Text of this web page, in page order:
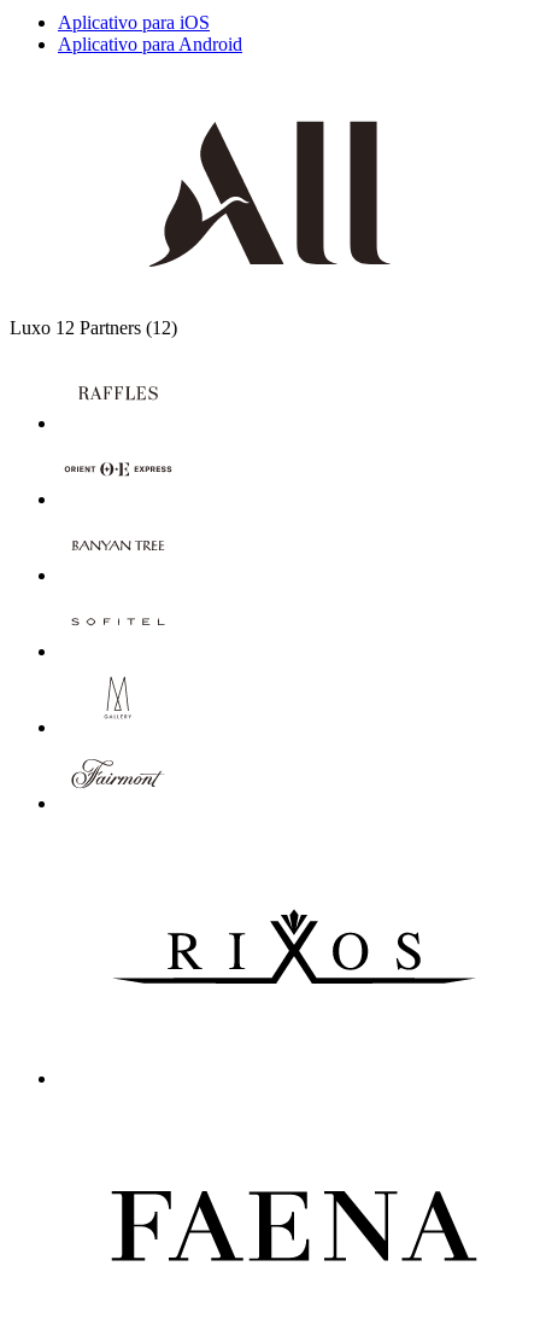
Aplicativo para iOS
Aplicativo para Android
Luxo 12 Partners (12)